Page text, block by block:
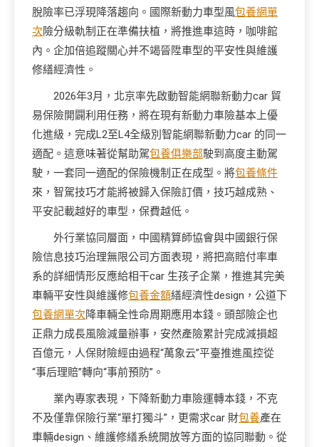
脫險率已浮現降落趨向。國際新動力車型風包養網單
次險分級軌制正在準備扶植，將推進車這時，咖啡館
內。企加倍追蹤關心并不竭晉陞車型的平安性與維護
修繕經濟性。
2026年3月，北京率先啟動智能網聯新動力car 貿
易保險開闢利用任務，將在現有新動力車險基本上優
化進級，完成L2至L4全級別智能網聯新動力car 的同一
適配。這意味著從幫助駕包養俱樂部駛到高度主動駕
駛，一套同一適配的保險機制正在成型。將包養條件
來，智駕技巧才能將被歸入保險訂價，技巧越成熟、
平安記載越好的車型，保費越低。
外行業協同層面，中國精算師協會與中國銀行保
險信息技巧治理無限公司方面表現，將把高賠付率車
系的詳細情形反應給相干car 生孩子企業，推進其完美
車輛平安性與維護修包養金額繕經濟性design，公道下
包養網單次降車輛全性命周期應用本錢。頭部險企也
正鼎力成長風險減量辦事，安然產險累計完成減損超
百億元，人保財險經由過程“萬象云”平臺推進風控從
“事后理賠”轉向“事前預防”。
業內專家表現，下降新動力車險運轉本錢，不克
不及僅靠保險行業“單打獨斗”，更需求car 財包養產在
車輛design、維護修繕系統開放等方面的協同聯動。從